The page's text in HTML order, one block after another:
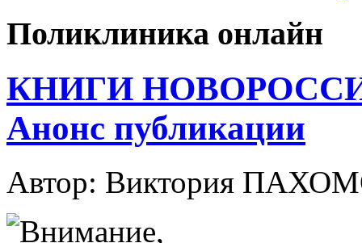
Поликлиника онлайн
КНИГИ
Анонс публикации
Автор: Виктория